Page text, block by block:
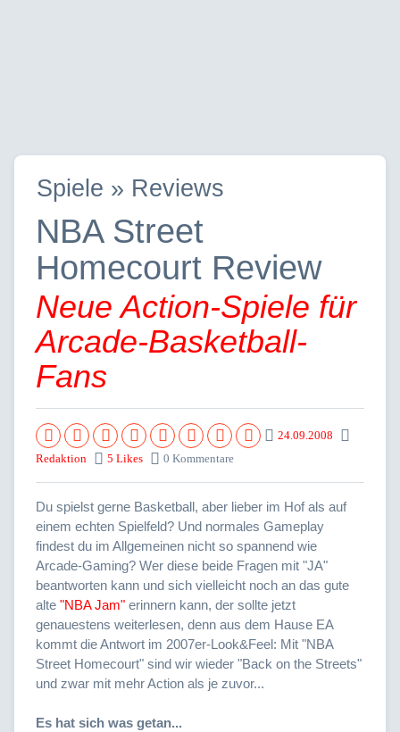
Spiele » Reviews
NBA Street
Homecourt Review
Neue Action-Spiele für
Arcade-Basketball-
Fans
24.09.2008
Redaktion
5 Likes 0 Kommentare
Du spielst gerne Basketball, aber lieber im Hof als auf
einem echten Spielfeld? Und normales Gameplay
findest du im Allgemeinen nicht so spannend wie
Arcade-Gaming? Wer diese beide Fragen mit "JA"
beantworten kann und sich vielleicht noch an das gute
alte "NBA Jam" erinnern kann, der sollte jetzt
genauestens weiterlesen, denn aus dem Hause EA
kommt die Antwort im 2007er-Look&Feel: Mit "NBA
Street Homecourt" sind wir wieder "Back on the Streets"
und zwar mit mehr Action als je zuvor...
Es hat sich was getan...